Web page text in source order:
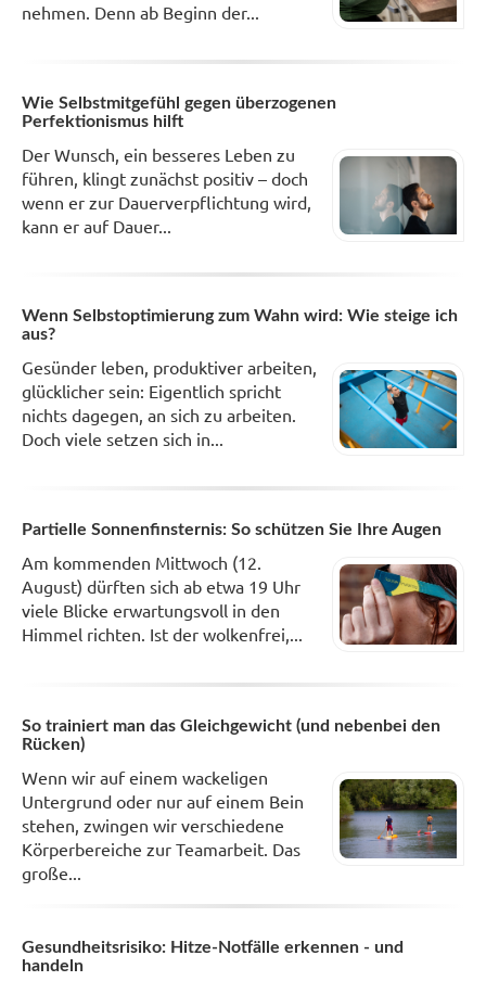
nehmen. Denn ab Beginn der...
Wie Selbstmitgefühl gegen überzogenen
Perfektionismus hilft
Der Wunsch, ein besseres Leben zu
führen, klingt zunächst positiv – doch
wenn er zur Dauerverpflichtung wird,
kann er auf Dauer...
Wenn Selbstoptimierung zum Wahn wird: Wie steige ich
aus?
Gesünder leben, produktiver arbeiten,
glücklicher sein: Eigentlich spricht
nichts dagegen, an sich zu arbeiten.
Doch viele setzen sich in...
Partielle Sonnenfinsternis: So schützen Sie Ihre Augen
Am kommenden Mittwoch (12.
August) dürften sich ab etwa 19 Uhr
viele Blicke erwartungsvoll in den
Himmel richten. Ist der wolkenfrei,...
So trainiert man das Gleichgewicht (und nebenbei den
Rücken)
Wenn wir auf einem wackeligen
Untergrund oder nur auf einem Bein
stehen, zwingen wir verschiedene
Körperbereiche zur Teamarbeit. Das
große...
Gesundheitsrisiko: Hitze-Notfälle erkennen - und
handeln